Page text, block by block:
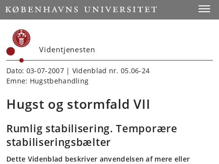
Start
Videntjenesten
Dato: 03-07-2007 | Videnblad nr. 05.06-24
Emne: Hugstbehandling
Hugst og stormfald VII
Rumlig stabilisering. Temporære
stabiliseringsbælter
Dette Videnblad beskriver anvendelsen af mere eller